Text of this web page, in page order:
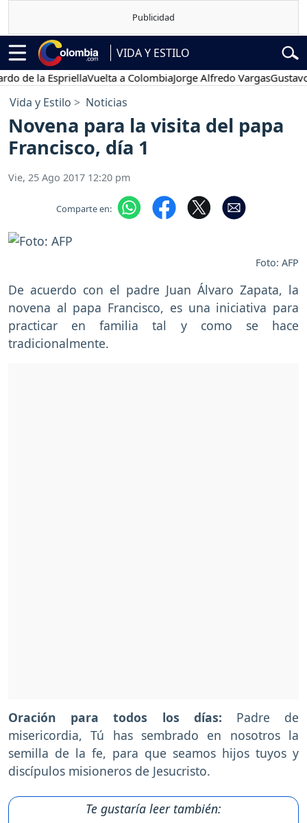
VIDA Y ESTILO
Espriella Vuelta a ColombiaJorge Alfredo VargasGustavo Petro
Vida y Estilo Noticias
Novena para la visita del papa
Francisco, día 1
Vie, 25 Ago 2017 12:20 pm
Comparte en:
Foto: AFP
De acuerdo con el padre Juan Álvaro Zapata, la
novena al papa Francisco, es una iniciativa para
practicar en familia tal y como se hace
tradicionalmente.
Oración para todos los días: Padre de
misericordia, Tú has sembrado en nosotros la
semilla de la fe, para que seamos hijos tuyos y
discípulos misioneros de Jesucristo.
Te gustaría leer también: